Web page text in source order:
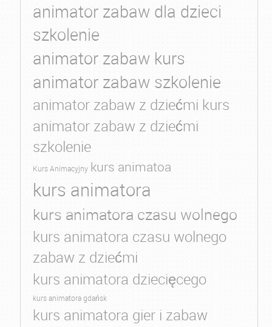
animator zabaw dla dzieci
szkolenie
animator zabaw kurs
animator zabaw szkolenie
animator zabaw z dziećmi kurs
animator zabaw z dziećmi
szkolenie
Kurs Animacyjny kurs animatoa
kurs animatora
kurs animatora czasu wolnego
kurs animatora czasu wolnego
zabaw z dziećmi
kurs animatora dziecięcego
kurs animatora gdańsk
kurs animatora gier i zabaw